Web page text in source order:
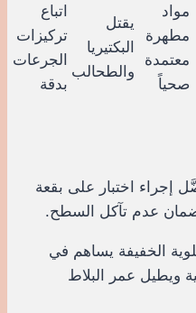
مواد
مطهرة
معتمدة
صحياً
يقتل
البكتيريا
والطحالب
اتباع
تركيزات
الجرعات
بدقة
إجراء اختبار على بقعة
عدم تآكل السطح.
الخفيفة يساهم في
ويطيل عمر البلاط